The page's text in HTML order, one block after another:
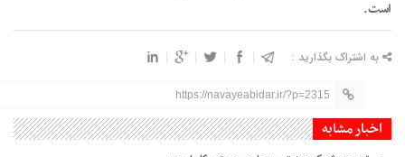
است.
به اشتراک بگذارید :
https://navayeabidar.ir/?p=2315
اخبار مشابه